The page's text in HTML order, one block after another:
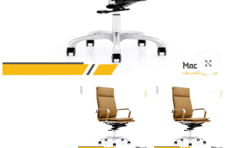
Click to enlarge